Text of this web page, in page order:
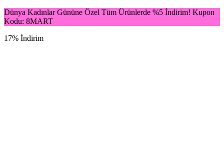
Dünya Kadınlar Gününe Özel Tüm Ürünlerde %5 İndirim! Kupon
Kodu: 8MART
17% İndirim